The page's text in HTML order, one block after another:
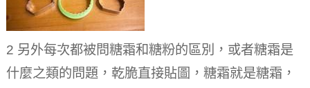
2 另外每次都被問糖霜和糖粉的區別，或者糖霜是
什麼之類的問題，乾脆直接貼圖，糖霜就是糖霜，